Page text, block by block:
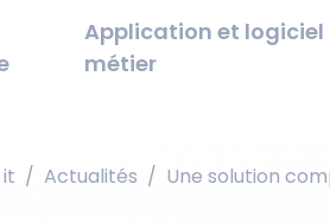
Application et logiciel
métier
/ Actualités / Une solution